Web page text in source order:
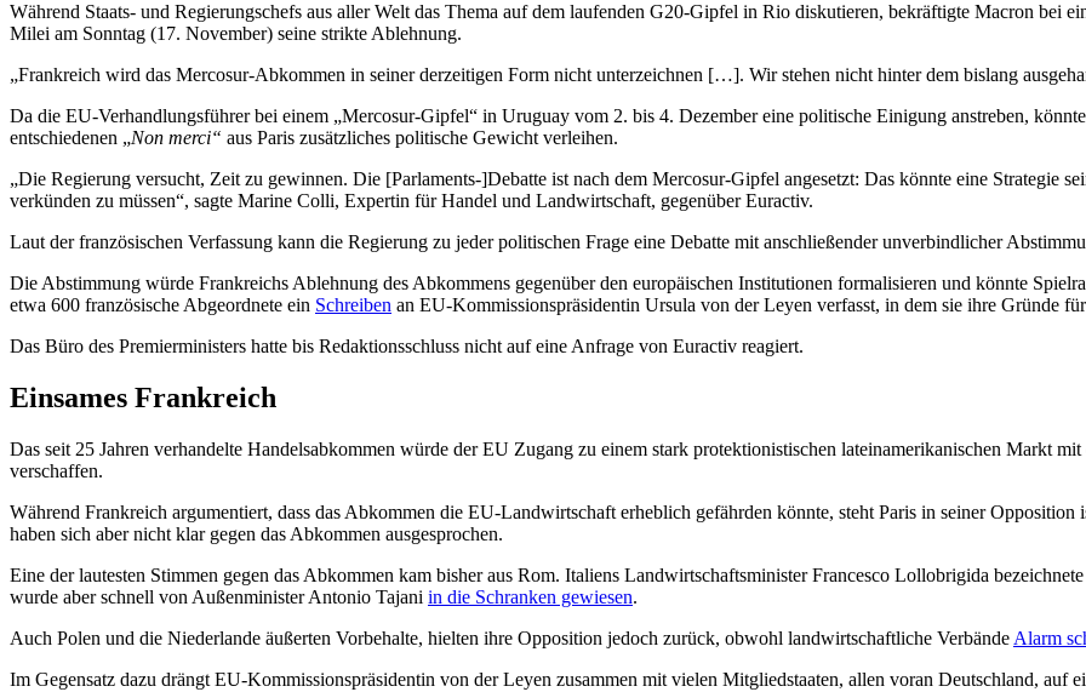
Während Staats- und Regierungschefs aus aller Welt das Thema auf dem laufenden G20-Gipfel in Rio diskutieren, bekräftigte Macron bei
Milei am Sonntag (17. November) seine strikte Ablehnung.
„Frankreich wird das Mercosur-Abkommen in seiner derzeitigen Form nicht unterzeichnen […]. Wir stehen nicht hinter dem bislang
Da die EU-Verhandlungsführer bei einem „Mercosur-Gipfel“ in Uruguay vom 2. bis 4. Dezember eine politische Einigung anstreben,
entschiedenen „Non merci“ aus Paris zusätzliches politische Gewicht verleihen.
„Die Regierung versucht, Zeit zu gewinnen. Die [Parlaments-]Debatte ist nach dem Mercosur-Gipfel angesetzt: Das könnte eine Strategie
verkünden zu müssen“, sagte Marine Colli, Expertin für Handel und Landwirtschaft, gegenüber Euractiv.
Laut der französischen Verfassung kann die Regierung zu jeder politischen Frage eine Debatte mit anschließender unverbindlicher
Die Abstimmung würde Frankreichs Ablehnung des Abkommens gegenüber den europäischen Institutionen formalisieren und könnte
etwa 600 französische Abgeordnete ein Schreiben an EU-Kommissionspräsidentin Ursula von der Leyen verfasst, in dem sie ihre Gründe
Das Büro des Premierministers hatte bis Redaktionsschluss nicht auf eine Anfrage von Euractiv reagiert.
Einsames Frankreich
Das seit 25 Jahren verhandelte Handelsabkommen würde der EU Zugang zu einem stark protektionistischen lateinamerikanischen Markt
verschaffen.
Während Frankreich argumentiert, dass das Abkommen die EU-Landwirtschaft erheblich gefährden könnte, steht Paris in seiner
haben sich aber nicht klar gegen das Abkommen ausgesprochen.
Eine der lautesten Stimmen gegen das Abkommen kam bisher aus Rom. Italiens Landwirtschaftsminister Francesco Lollobrigida
wurde aber schnell von Außenminister Antonio Tajani in die Schranken gewiesen.
Auch Polen und die Niederlande äußerten Vorbehalte, hielten ihre Opposition jedoch zurück, obwohl landwirtschaftliche Verbände Alarm
Im Gegensatz dazu drängt EU-Kommissionspräsidentin von der Leyen zusammen mit vielen Mitgliedstaaten, allen voran Deutschland, auf